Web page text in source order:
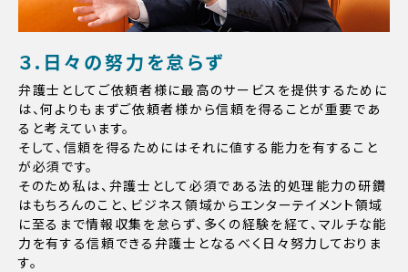
３.日々の努力を怠らず
弁護士としてご依頼者様に最高のサービスを提供するために
は、何よりもまずご依頼者様から信頼を得ることが重要であ
ると考えています。
そして、信頼を得るためにはそれに値する能力を有すること
が必須です。
そのため私は、弁護士として必須である法的処理能力の研鑽
はもちろんのこと、ビジネス領域からエンターテイメント領域
に至るまで情報収集を怠らず、多くの経験を経て、マルチな能
力を有する信頼できる弁護士となるべく日々努力しておりま
す。